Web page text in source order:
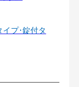
プ･錠付タ